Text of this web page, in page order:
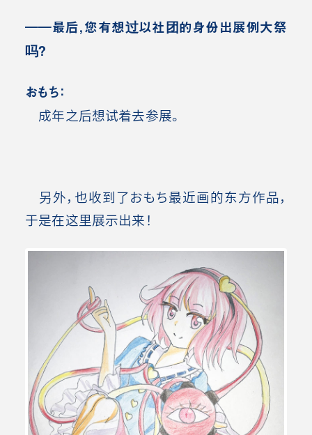
――最后，您有想过以社团的身份出展例大祭
吗？
おもち：
成年之后想试着去参展。
另外，也收到了おもち最近画的东方作品，
于是在这里展示出来！